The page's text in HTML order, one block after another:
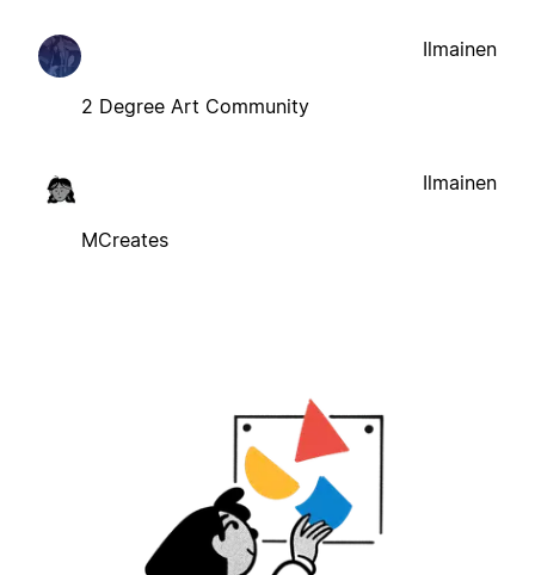
2 Degree Art Community
Ilmainen
MCreates
Ilmainen